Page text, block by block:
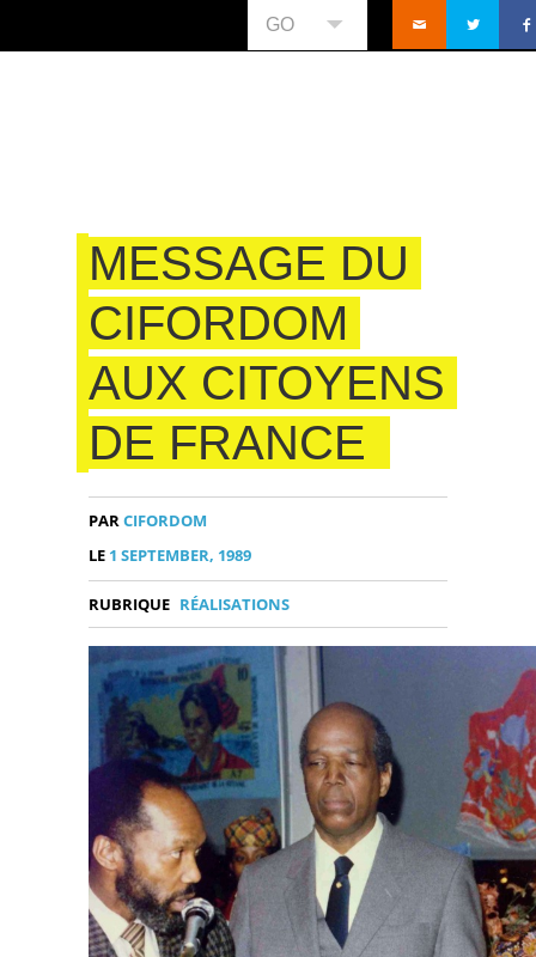
GO
MESSAGE DU
CIFORDOM
AUX CITOYENS
DE FRANCE
PARCIFORDOM
LE 1 SEPTEMBER, 1989
RUBRIQUE RÉALISATIONS